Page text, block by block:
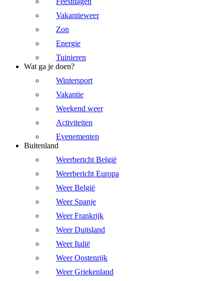
Vakantieweer
Zon
Energie
Tuinieren
Wat ga je doen?
Wintersport
Vakantie
Weekend weer
Activiteiten
Evenementen
Buitenland
Weerbericht België
Weerbericht Europa
Weer België
Weer Spanje
Weer Frankrijk
Weer Duitsland
Weer Italië
Weer Oostenrijk
Weer Griekenland